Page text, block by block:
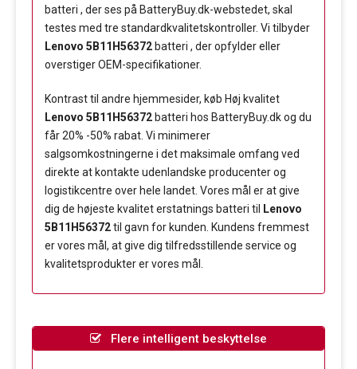
batteri , der ses på BatteryBuy.dk-webstedet, skal
testes med tre standardkvalitetskontroller. Vi tilbyder
Lenovo 5B11H56372 batteri , der opfylder eller
overstiger OEM-specifikationer.
Kontrast til andre hjemmesider, køb Høj kvalitet
Lenovo 5B11H56372 batteri hos BatteryBuy.dk og du
får 20% -50% rabat. Vi minimerer
salgsomkostningerne i det maksimale omfang ved
direkte at kontakte udenlandske producenter og
logistikcentre over hele landet. Vores mål er at give
dig de højeste kvalitet erstatnings batteri til
Lenovo
5B11H56372til gavn for kunden. Kundens fremmest
er vores mål, at give dig tilfredsstillende service og
kvalitetsprodukter er vores mål.
Flere intelligent beskyttelse